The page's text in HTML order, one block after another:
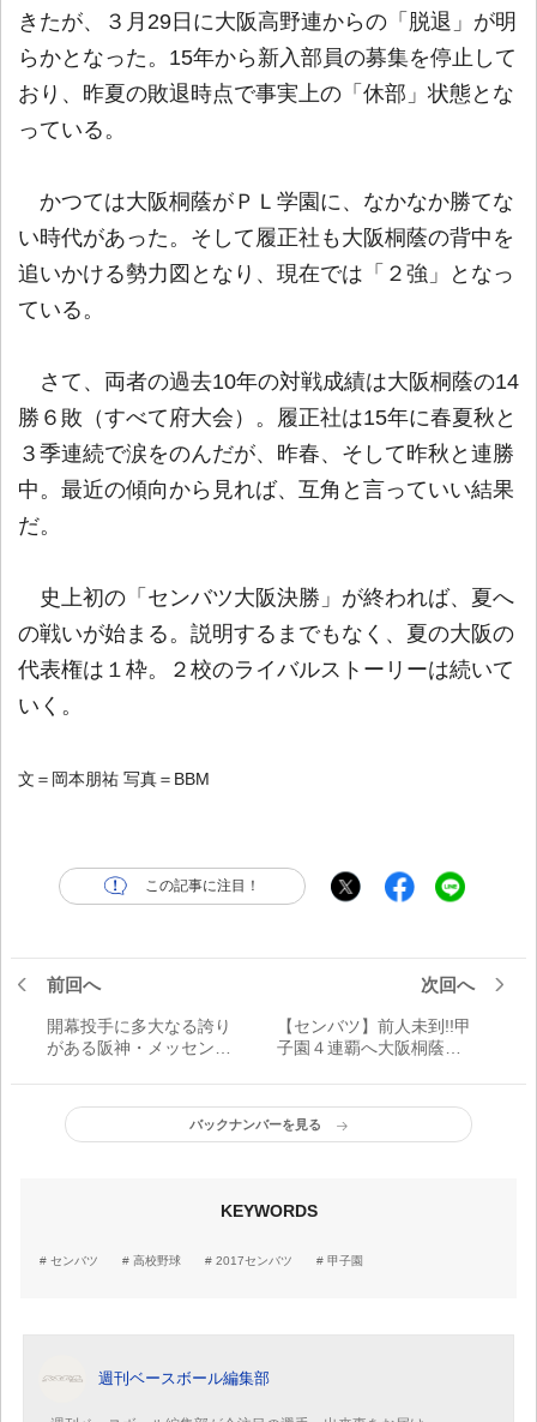
きたが、３月29日に大阪高野連からの「脱退」が明
らかとなった。15年から新入部員の募集を停止して
おり、昨夏の敗退時点で事実上の「休部」状態とな
っている。
かつては大阪桐蔭がＰＬ学園に、なかなか勝てな
い時代があった。そして履正社も大阪桐蔭の背中を
追いかける勢力図となり、現在では「２強」となっ
ている。
さて、両者の過去10年の対戦成績は大阪桐蔭の14
勝６敗（すべて府大会）。履正社は15年に春夏秋と
３季連続で涙をのんだが、昨春、そして昨秋と連勝
中。最近の傾向から見れば、互角と言っていい結果
だ。
史上初の「センバツ大阪決勝」が終われば、夏へ
の戦いが始まる。説明するまでもなく、夏の大阪の
代表権は１枠。２校のライバルストーリーは続いて
いく。
文＝岡本朋祐 写真＝BBM
この記事に注目！
前回へ
開幕投手に多大なる誇り
がある阪神・メッセンジ
次回へ
【センバツ】前人未到!!甲
子園４連覇へ大阪桐蔭２
バックナンバーを見る
KEYWORDS
センバツ 高校野球 2017センバツ 甲子園
週刊ベースボール編集部